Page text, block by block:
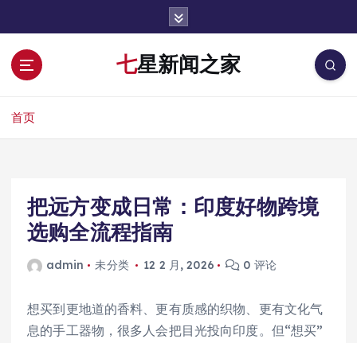
七星新闻之家
首页
把远方变成日常：印度好物跨境
选购全流程指南
admin 未分类 12 2 月, 2026 0 评论
想买到更地道的香料、更有质感的织物、更有文化气
息的手工器物，很多人会把目光投向印度。但“想买”